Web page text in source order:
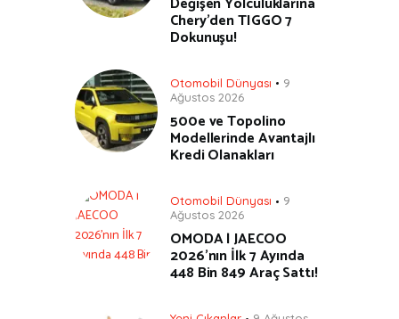
Chery’den TIGGO 7
Dokunuşu!
Otomobil Dünyası
9
Ağustos 2026
500e ve Topolino
Modellerinde Avantajlı
Kredi Olanakları
Otomobil Dünyası
9
Ağustos 2026
OMODA | JAECOO
2026’nın İlk 7 Ayında
448 Bin 849 Araç Sattı!